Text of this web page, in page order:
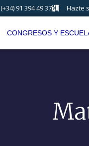
(+34) 91 394 49 37 Hazte
CONGRESOS Y